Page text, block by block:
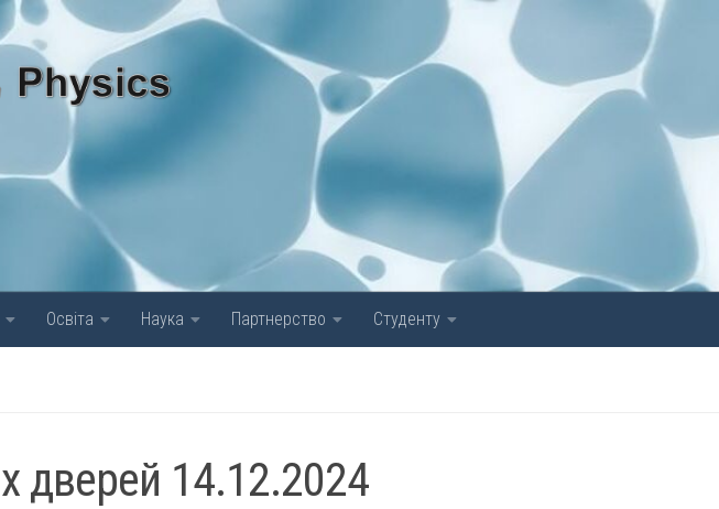
Освіта Наука Партнерство Студенту
дверей 14.12.2024